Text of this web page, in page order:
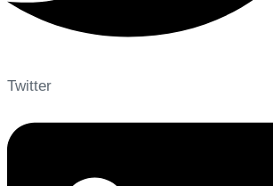
Twitter